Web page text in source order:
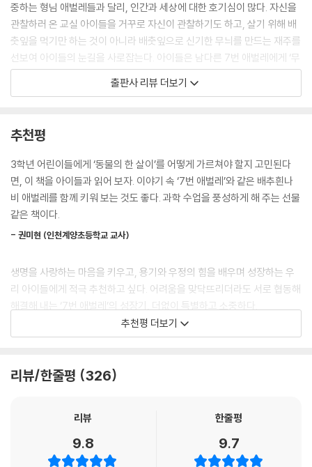
중하는 형님 애벌레들과 달리, 인간과 세상에 대한 호기심이 많다. 자신을
관찰하러 온 교실 아이들을 거꾸로 자신이 관찰하기도 하고, 살기 위해 배
춧잎을 먹기만 하는 것이 아니라 배춧잎으로 신기한 무늬를 만드는 재주를
선보여 아이들의 눈길을 사로잡는다. 아이들은 남다른 7번 애벌레에게 ‘무
늬 애벌레’라는 새로운 이름을 지어 준다. 그러던 어느 날, 평온하던 관찰
상자에 농약 묻은 배춧잎이 들어와 3학년 2반 애벌레들은 절체절명의 위
을 알아볼 수 있을까? 무늬 애벌레는 무사히 나비가 될 수 있을까?
새로운 의인동화의 탄생
당차고 사랑스러운 애벌레, 작지만 용감한 주인공
동화의 주인공으로 흔치 않았다. 작가 김원아는 마냥 작고 단순한 존재로
캐릭터를 만들어 냈다. 생생한 캐릭터들과 그들 사이에 개연성 있는 관계
설정은 작품에 풍성한 생동감을 불어넣는다. 처음엔 아무것도 모르는 막내
였던 7번 애벌레가 차차 자신만의 길을 찾고 동생들을 이끄는 형님 애벌레
로 성장해 가는 모습은 어린이 독자가 자연스레 공감하고, 동경할 만한 주
“살아 있다는 것은 누구에게나 소중한 일이야.”
배추흰나비의 한살이는 초등학교 3학년 과학 교과서에 실려 모든 3학년
교실에서 실제로 진행되는 수업 제재다. 현직 초등 교사인 작가는 3학년
아이들을 가르치며 얻은 경험을 바탕으로 뭉클한 성장담을 완성했다. 『나
출판사 리뷰 더보기
추천평
3학년 어린이들에게 ‘동물의 한 살이’를 어떻게 가르쳐야 할지 고민된다
면, 이 책을 아이들과 읽어 보자. 이야기 속 ‘7번 애벌레’와 같은 배추흰나
비 애벌레를 함께 키워 보는 것도 좋다. 과학 수업을 풍성하게 해 주는 선물
같은 책이다.
- 권미현 (인천계양초등학교 교사)
생명을 사랑하는 마음을 키우고, 용기와 우정의 힘을 배우며 성장하는 우
리 아이들에게 적극 추천하고 싶다. 어려움을 맞닥뜨리더라도 서로 협동해
해결해 내는 ‘7번 애벌레’의 성장기, 더없이 특별하고 소중하다.
- 박정옥 (대전샘머리초등학교 교사)
상에 머무르곤 하지만, 이 책의 ‘7번 애벌레’는 어엿한 주인공이 되어 목소
- 박경실 (서울서초초등학교 교사)
‘한 학기 한 권 읽기’에 맞춤한 책. ‘7번 애벌레’가 한 뼘씩 성장해 멋진 나비
추천평 더보기
리뷰/한줄평 326
리뷰
9.8
한줄평
9.7